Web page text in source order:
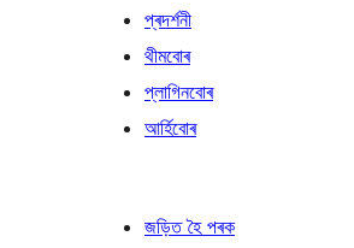
প্ৰদৰ্শনী
থীমবোৰ
প্লাগিনবোৰ
আৰ্হিবোৰ
জড়িত হৈ পৰক